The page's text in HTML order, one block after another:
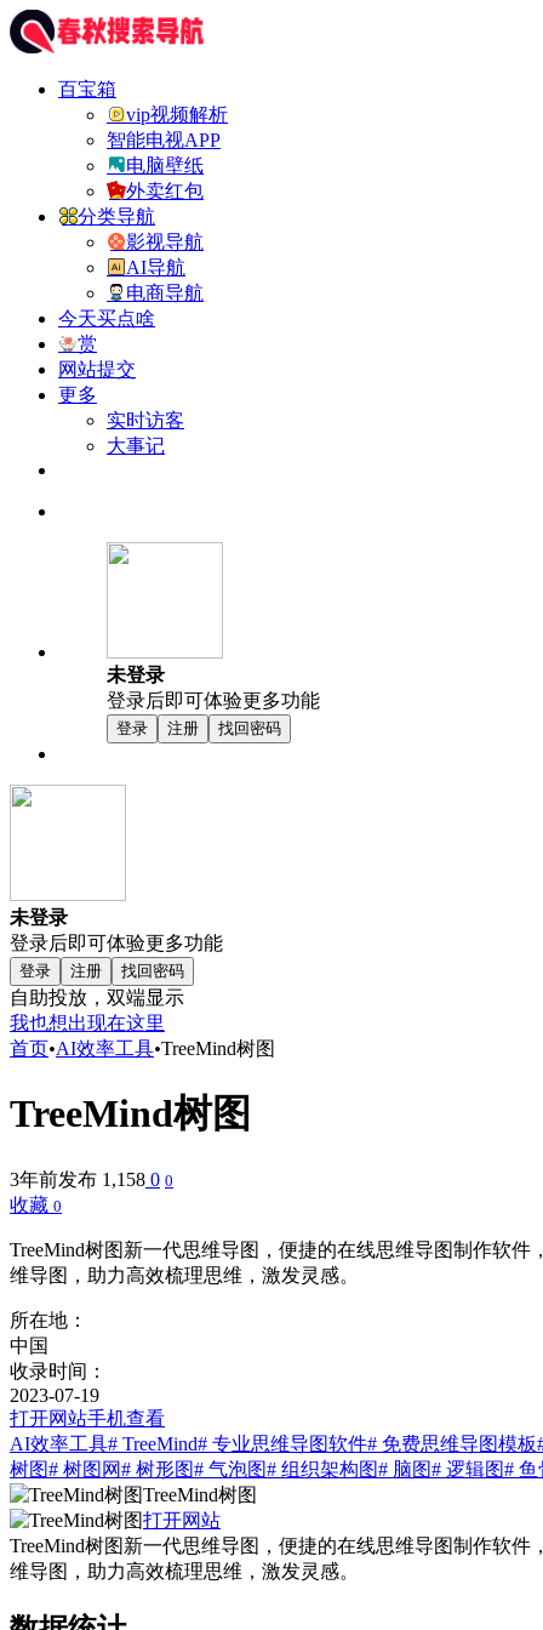
百宝箱
vip视频解析
智能电视APP
电脑壁纸
外卖红包
分类导航
影视导航
AI导航
电商导航
今天买点啥
赏
网站提交
更多
实时访客
大事记
未登录
登录后即可体验更多功能
登录 注册 找回密码
未登录
登录后即可体验更多功能
登录 注册 找回密码
自助投放，双端显示
我也想出现在这里
首页•AI效率工具•TreeMind树图
TreeMind树图
3年前发布 1,158 0 0
收藏 0
TreeMind树图新一代思维导图，便捷的在线思维导图制作软
维导图，助力高效梳理思维，激发灵感。
所在地：
中国
收录时间：
2023-07-19
打开网站手机查看
AI效率工具# TreeMind# 专业思维导图软件# 免费思维导图模板
树图# 树图网# 树形图# 气泡图# 组织架构图# 脑图# 逻辑图# 鱼
TreeMind树图
打开网站
TreeMind树图新一代思维导图，便捷的在线思维导图制作软
维导图，助力高效梳理思维，激发灵感。